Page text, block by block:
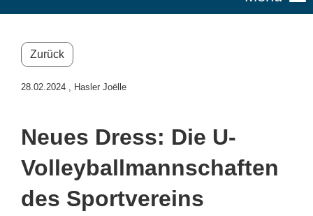
Zurück
28.02.2024 , Hasler Joëlle
Neues Dress: Die U-
Volleyballmannschaften
des Sportvereins